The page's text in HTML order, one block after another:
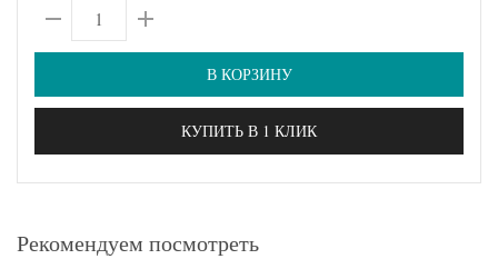
В КОРЗИНУ
КУПИТЬ В 1 КЛИК
Рекомендуем посмотреть